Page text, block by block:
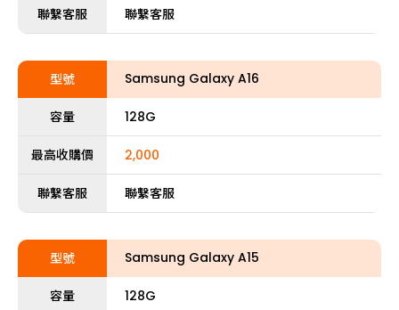
聯繫客服 聯繫客服
型號 Samsung Galaxy A16
容量 128G
最高收購價 2,000
聯繫客服 聯繫客服
型號 Samsung Galaxy A15
容量 128G